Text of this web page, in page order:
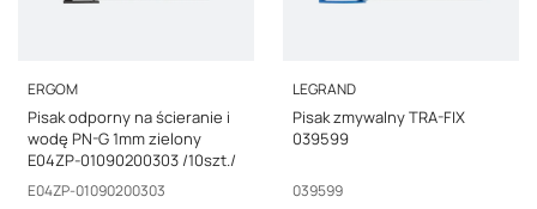
PRODUCENT
ERGOM
Pisak odporny na ścieranie i
wodę PN-G 1mm zielony
E04ZP-01090200303 /10szt./
Kod producenta
E04ZP-01090200303
PRODUCENT
LEGRAND
Pisak zmywalny TRA-FIX
039599
Kod producenta
039599